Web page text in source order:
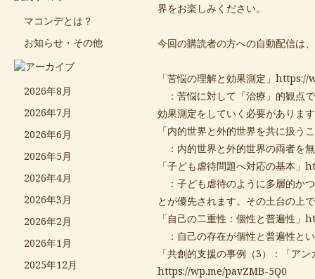
マコンデとは？
お知らせ・その他
2026年8月
2026年7月
2026年6月
2026年5月
2026年4月
2026年3月
2026年2月
2026年1月
2025年12月
界をお楽しみください。
今回の購読者の方への自動配信は
「苦悩の理解と効果測定」 https://
：苦悩に対して「治療」的観点
効果測定をしていく必要がありま
「内的世界と外的世界を共に扱う
：内的世界と外的世界の両者を
「子ども虐待問題へ対応の基本」
：子ども虐待のように多層的か
とが優先されます。その土台の上
「自己の二重性：個性と普遍性」
：自己の存在が個性と普遍性と
「共創的支援の事例（3）：「ア
https://wp.me/pavZMB-5Q0